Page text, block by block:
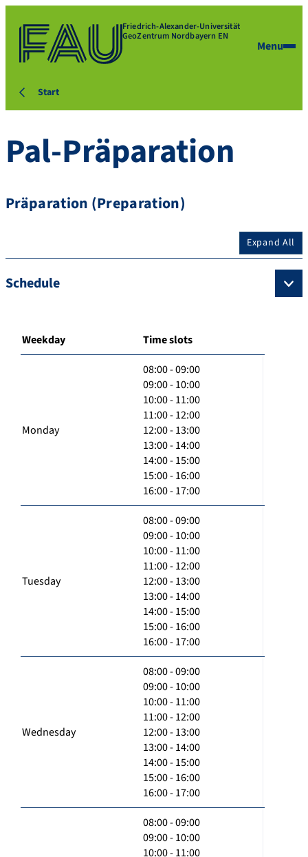
Friedrich-Alexander-Universität
GeoZentrum Nordbayern EN
Menu
Start
Pal-Präparation
Präparation (Preparation)
Expand All
Schedule
Weekday Time slots
Monday
08:00 - 09:00
09:00 - 10:00
10:00 - 11:00
11:00 - 12:00
12:00 - 13:00
13:00 - 14:00
14:00 - 15:00
15:00 - 16:00
16:00 - 17:00
Tuesday
08:00 - 09:00
09:00 - 10:00
10:00 - 11:00
11:00 - 12:00
12:00 - 13:00
13:00 - 14:00
14:00 - 15:00
15:00 - 16:00
16:00 - 17:00
Wednesday
08:00 - 09:00
09:00 - 10:00
10:00 - 11:00
11:00 - 12:00
12:00 - 13:00
13:00 - 14:00
14:00 - 15:00
15:00 - 16:00
16:00 - 17:00
08:00 - 09:00
09:00 - 10:00
10:00 - 11:00